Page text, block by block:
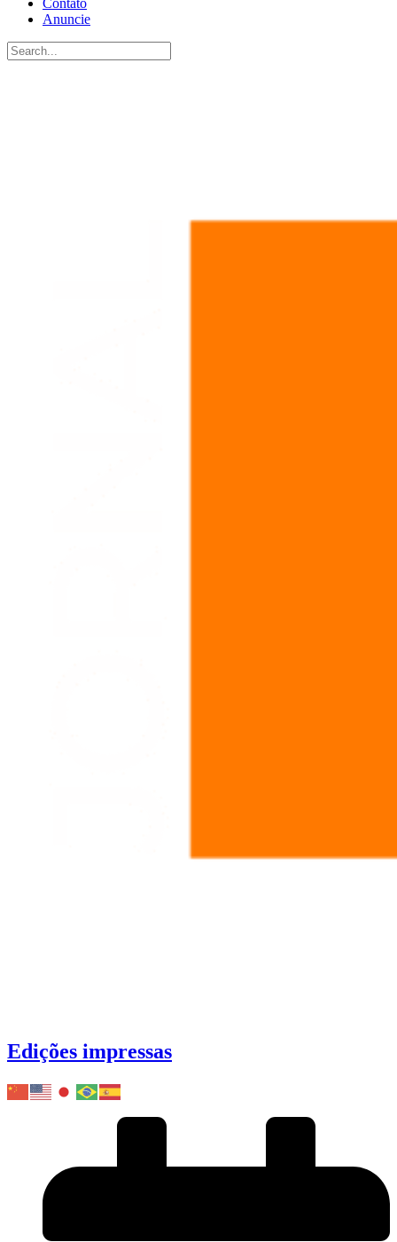
Contato
Anuncie
Edições impressas